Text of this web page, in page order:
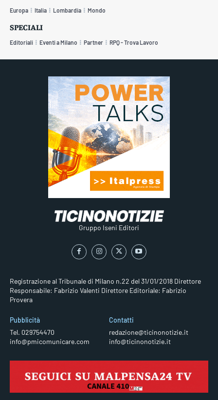
Europa Italia Lombardia Mondo
SPECIALI
Editoriali Eventi a Milano Partner RPQ - Trova Lavoro
Gruppo Iseni Editori
Registrazione al Tribunale di Milano n.22 del 31/01/2018 Direttore
Responsabile: Fabrizio Valenti Direttore Editoriale: Fabrizio
Provera
Pubblicità
Tel. 029754470
info@pmicomunicare.com
Contatti
redazione@ticinonotizie.it
info@ticinonotizie.it